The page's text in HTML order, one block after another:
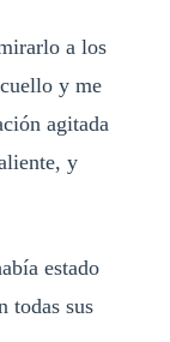
a los
y me
agitada
y
estado
todas sus